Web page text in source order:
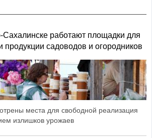
работают площадки для
продукции садоводов и огородников
места для свободной реализация
излишков урожаев